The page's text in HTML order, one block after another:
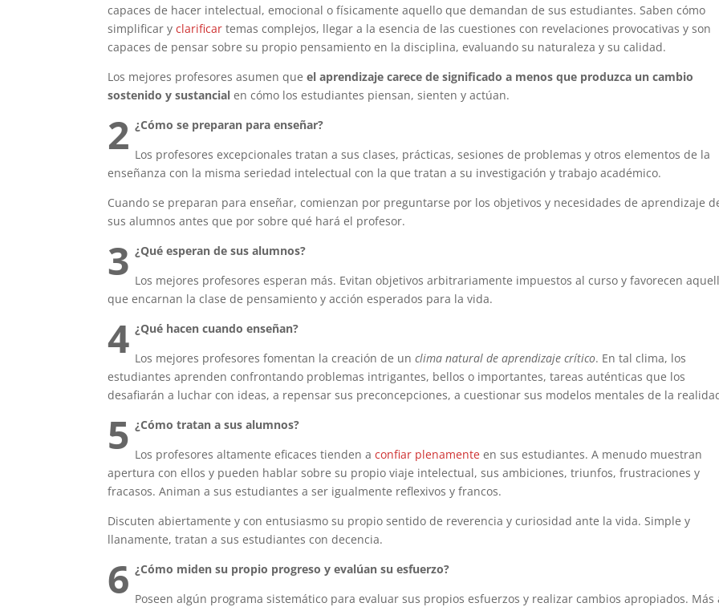
capaces de hacer intelectual, emocional o físicamente aquello que demandan de sus estudiantes. Saben cómo
simplificar yclarificar temas complejos, llegar a la esencia de las cuestiones con revelaciones provocativas y son
capaces de pensar sobre su propio pensamiento en la disciplina, evaluando su naturaleza y su calidad.
Los mejores profesores asumen queel aprendizaje carece de significado a menos que produzca un cambio
sostenido y sustancial en cómo los estudiantes piensan, sienten y actúan.
2 ¿Cómo se preparan para enseñar?
Los profesores excepcionales tratan a sus clases, prácticas, sesiones de problemas y otros elementos de la
enseñanza con la misma seriedad intelectual con la que tratan a su investigación y trabajo académico.
Cuando se preparan para enseñar, comienzan por preguntarse por los objetivos y necesidades de aprendizaje
sus alumnos antes que por sobre qué hará el profesor.
3 ¿Qué esperan de sus alumnos?
Los mejores profesores esperan más. Evitan objetivos arbitrariamente impuestos al curso y favorecen
que encarnan la clase de pensamiento y acción esperados para la vida.
4 ¿Qué hacen cuando enseñan?
Los mejores profesores fomentan la creación de unclima natural de aprendizaje crítico. En tal clima, los
estudiantes aprenden confrontando problemas intrigantes, bellos o importantes, tareas auténticas que los
desafiarán a luchar con ideas, a repensar sus preconcepciones, a cuestionar sus modelos mentales de la
5 ¿Cómo tratan a sus alumnos?
Los profesores altamente eficaces tienden aconfiar plenamente en sus estudiantes. A menudo muestran
apertura con ellos y pueden hablar sobre su propio viaje intelectual, sus ambiciones, triunfos, frustraciones y
fracasos. Animan a sus estudiantes a ser igualmente reflexivos y francos.
Discuten abiertamente y con entusiasmo su propio sentido de reverencia y curiosidad ante la vida. Simple y
llanamente, tratan a sus estudiantes con decencia.
6 ¿Cómo miden su propio progreso y evalúan su esfuerzo?
Poseen algún programa sistemático para evaluar sus propios esfuerzos y realizar cambios apropiados. Más